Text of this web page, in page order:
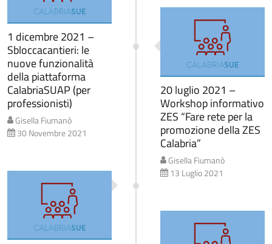
1 dicembre 2021 –
Sbloccacantieri: le
nuove funzionalità
della piattaforma
CalabriaSUAP (per
professionisti)
Gisella Fiumanò
30 Novembre 2021
20 luglio 2021 –
Workshop informativo
ZES “Fare rete per la
promozione della ZES
Calabria”
Gisella Fiumanò
13 Luglio 2021